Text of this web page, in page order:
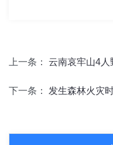
上一条： 云南哀牢山4人
下一条： 发生森林火灾